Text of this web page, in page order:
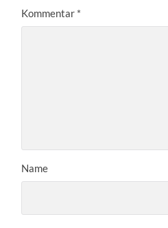
Kommentar *
Name